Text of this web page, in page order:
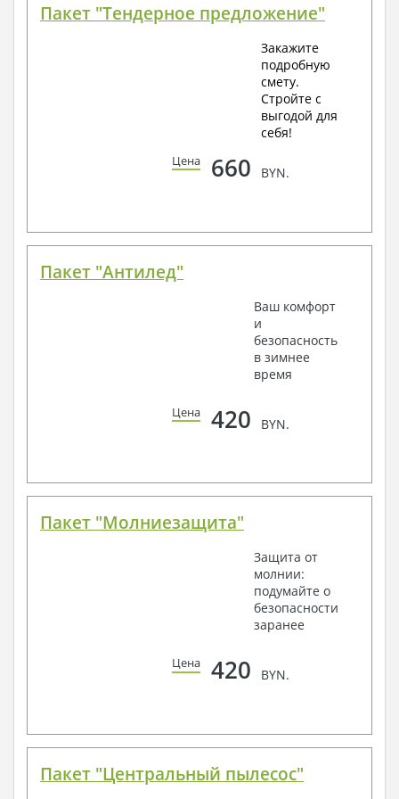
Пакет "Тендерное предложение"
Закажите
подробную
смету.
Стройте с
выгодой для
себя!
Цена 660 BYN.
Пакет "Антилед"
Ваш комфорт
и
безопасность
в зимнее
время
Цена 420 BYN.
Пакет "Молниезащита"
Защита от
молнии:
подумайте о
безопасности
заранее
Цена 420 BYN.
Пакет "Центральный пылесос"